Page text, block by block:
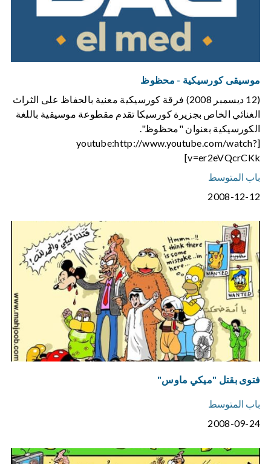
موسيقى كورسيكية - محظوظ
(12 ديسمبر 2008) فرقة كورسيكية معنية بالحفاظ على الثراث
الغنائي الخاص بجزيرة كورسيكا تقدم مقطوعة موسيقية باللغة
الكورسيكية بعنوان "محظوظ".
[youtube:http://www.youtube.com/watch?
v=er2eVQcrCKk]
باب المتوسط
2008-12-12
فتوى بقتل "ميكي ماوس"
باب المتوسط
2008-09-24